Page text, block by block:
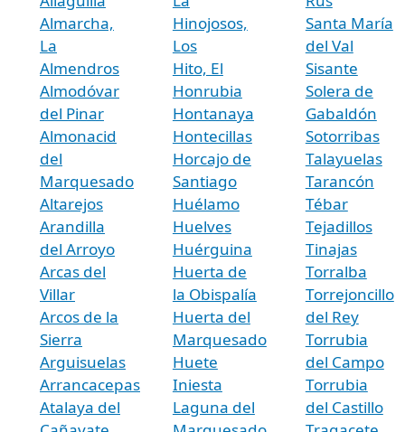
Almarcha,
La
Almendros
Almodóvar
del Pinar
Almonacid
del
Marquesado
Altarejos
Arandilla
del Arroyo
Arcas del
Villar
Arcos de la
Sierra
Arguisuelas
Arrancacepas
Atalaya del
Hinojosos,
Los
Hito, El
Honrubia
Hontanaya
Hontecillas
Horcajo de
Santiago
Huélamo
Huelves
Huérguina
Huerta de
la Obispalía
Huerta del
Marquesado
Huete
Iniesta
Laguna del
Santa María
del Val
Sisante
Solera de
Gabaldón
Sotorribas
Talayuelas
Tarancón
Tébar
Tejadillos
Tinajas
Torralba
Torrejoncillo
del Rey
Torrubia
del Campo
Torrubia
del Castillo